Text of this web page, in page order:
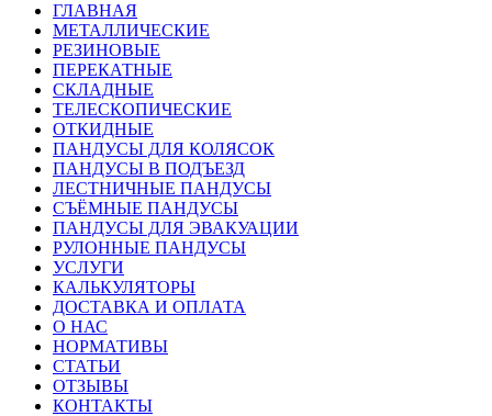
ГЛАВНАЯ
МЕТАЛЛИЧЕСКИЕ
РЕЗИНОВЫЕ
ПЕРЕКАТНЫЕ
СКЛАДНЫЕ
ТЕЛЕСКОПИЧЕСКИЕ
ОТКИДНЫЕ
ПАНДУСЫ ДЛЯ КОЛЯСОК
ПАНДУСЫ В ПОДЪЕЗД
ЛЕСТНИЧНЫЕ ПАНДУСЫ
СЪЁМНЫЕ ПАНДУСЫ
ПАНДУСЫ ДЛЯ ЭВАКУАЦИИ
РУЛОННЫЕ ПАНДУСЫ
УСЛУГИ
КАЛЬКУЛЯТОРЫ
ДОСТАВКА И ОПЛАТА
О НАС
НОРМАТИВЫ
СТАТЬИ
ОТЗЫВЫ
КОНТАКТЫ